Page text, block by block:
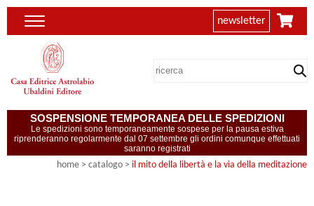
newsletter
SOSPENSIONE TEMPORANEA DELLE SPEDIZIONI
Le spedizioni sono temporaneamente sospese per la pausa estiva
riprenderanno regolarmente dal 07 settembre gli ordini comunque effettuati
saranno registrati
home > catalogo > il mito della libertà e la via della meditazione